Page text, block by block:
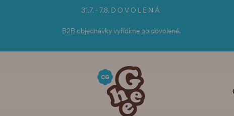
31.7. - 7.8. D O V O L E N Á
B2B objednávky vyřídíme po dovolené.